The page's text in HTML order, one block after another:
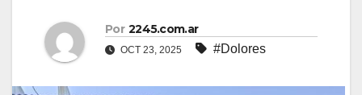
Por 2245.com.ar
OCT 23, 2025 #Dolores